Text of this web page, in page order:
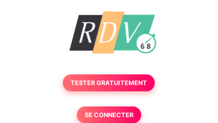
TESTER GRATUITEMENT
SE CONNECTER